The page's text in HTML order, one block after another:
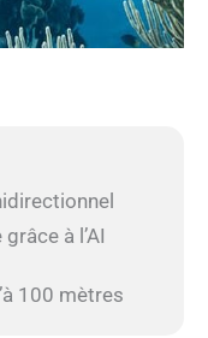
à l’AI
100 mètres